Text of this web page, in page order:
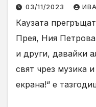
03/11/2023
Каузата
Прея, Ния
и други, давайки
свят чрез музика
екрана!“ е